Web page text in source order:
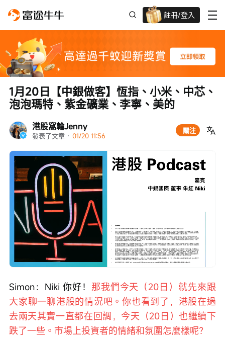
註冊/登入
迎新驚喜賞 股票/BTC等任你揀!
港股窩輪Jenny
發表了文章 · 01/20 11:56
關注
1月20日【中銀做客】恆指、小米、中芯、
泡泡瑪特、紫金礦業、李寧、美的
消
靜 播
Simon：Niki 你好！ 那我們今天（20日）就先來跟
大家聊一聊港股的情況吧。你也看到了，港股在過
去兩天其實一直都在回調，今天（20日）也繼續下
跌了一些。市場上投資者的情緒和氛圍怎麼樣呢？